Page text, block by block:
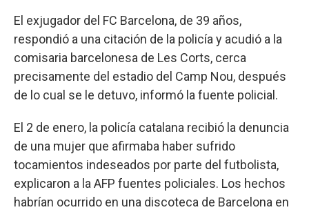
El exjugador del FC Barcelona, de 39 años,
respondió a una citación de la policía y acudió a la
comisaria barcelonesa de Les Corts, cerca
precisamente del estadio del Camp Nou, después
de lo cual se le detuvo, informó la fuente policial.
El 2 de enero, la policía catalana recibió la denuncia
de una mujer que afirmaba haber sufrido
tocamientos indeseados por parte del futbolista,
explicaron a la AFP fuentes policiales. Los hechos
habrían ocurrido en una discoteca de Barcelona en